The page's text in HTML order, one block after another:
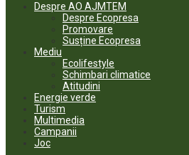
Despre AO AJMTEM
Despre Ecopresa
Promovare
Susține Ecopresa
Mediu
Ecolifestyle
Schimbari climatice
Atitudini
Energie verde
Turism
Multimedia
Campanii
Joc